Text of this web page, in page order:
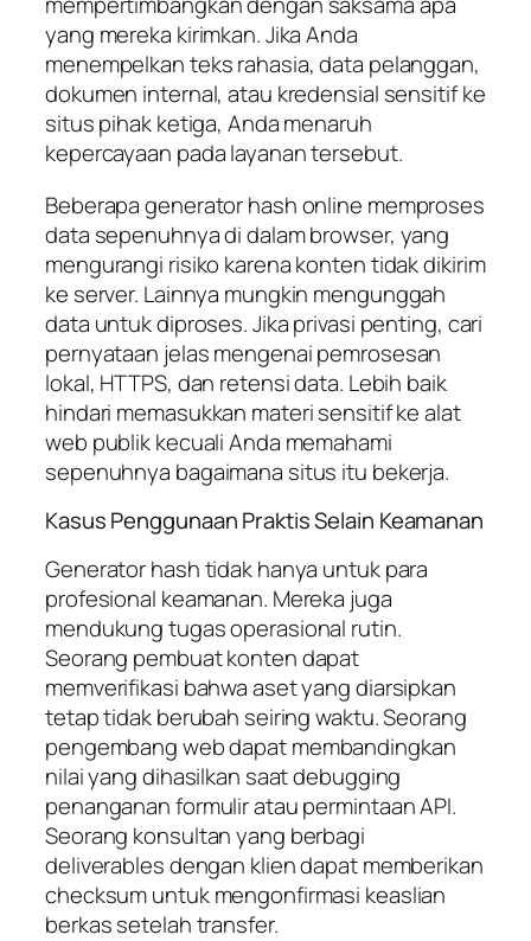
yang mereka kirimkan. Jika Anda
menempelkan teks rahasia, data pelanggan,
dokumen internal, atau kredensial sensitif ke
situs pihak ketiga, Anda menaruh
kepercayaan pada layanan tersebut.
Beberapa generator hash online memproses
data sepenuhnya di dalam browser, yang
mengurangi risiko karena konten tidak dikirim
ke server. Lainnya mungkin mengunggah
data untuk diproses. Jika privasi penting, cari
pernyataan jelas mengenai pemrosesan
lokal, HTTPS, dan retensi data. Lebih baik
hindari memasukkan materi sensitif ke alat
web publik kecuali Anda memahami
sepenuhnya bagaimana situs itu bekerja.
Kasus Penggunaan Praktis Selain Keamanan
Generator hash tidak hanya untuk para
profesional keamanan. Mereka juga
mendukung tugas operasional rutin.
Seorang pembuat konten dapat
memverifikasi bahwa aset yang diarsipkan
tetap tidak berubah seiring waktu. Seorang
pengembang web dapat membandingkan
nilai yang dihasilkan saat debugging
penanganan formulir atau permintaan API.
Seorang konsultan yang berbagi
deliverables dengan klien dapat memberikan
checksum untuk mengonfirmasi keaslian
berkas setelah transfer.